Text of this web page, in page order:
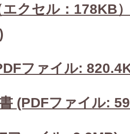
エクセル：178KB
ファイル:
(PDFファイル: